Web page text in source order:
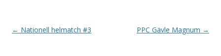
I← Nationell helmatch #3 PPC Gävle Magnum →